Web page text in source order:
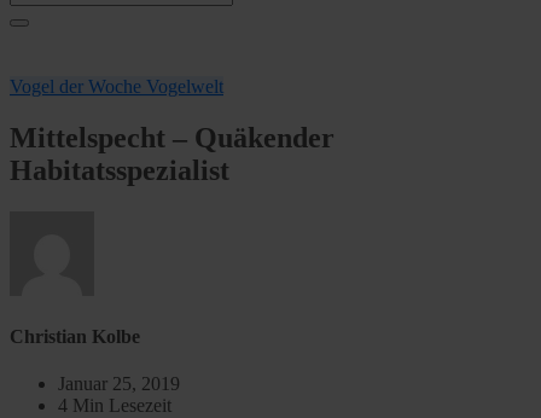
Vogel der Woche Vogelwelt
Mittelspecht – Quäkender
Habitatsspezialist
Christian Kolbe
Januar 25, 2019
4 Min Lesezeit